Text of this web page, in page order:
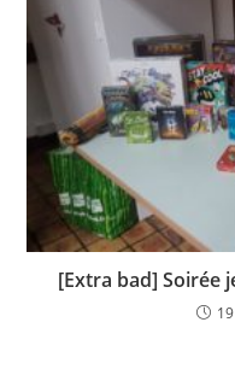
[Extra bad] Soirée